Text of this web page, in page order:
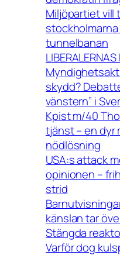
Miljöpartiet vill
tunnelbanan
LIBERALERNAS
skydd?
vänstern” i
Kpist m/40
tjänst – en dyr
nödlösning
USA:s attack
opinionen –
strid
känslan tar
Stängda
Varför dog